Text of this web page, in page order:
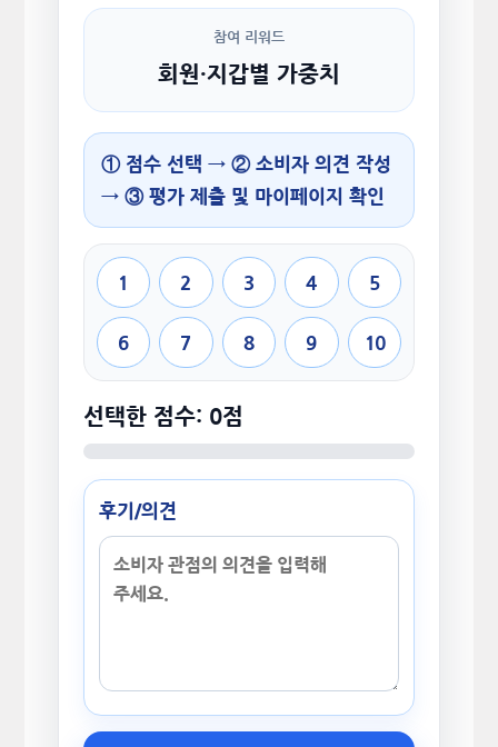
참여 리워드
회원·지갑별 가중치
① 점수 선택 → ② 소비자 의견 작성
→ ③ 평가 제출 및 마이페이지 확인
1 2 3 4 5
6 7 8 9 10
선택한 점수: 0점
후기/의견